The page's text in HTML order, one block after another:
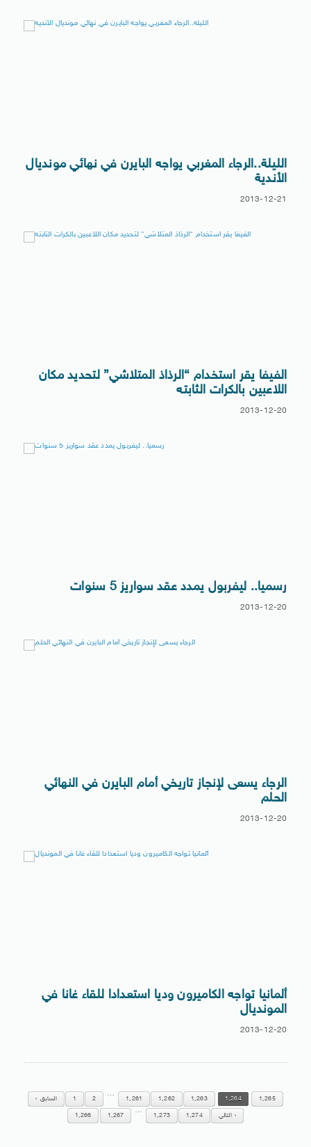
الليلة..الرجاء المغربي يواجه البايرن في نهائي مونديال
الأندية
2013-12-21
الفيفا يقر استخدام “الرذاذ المتلاشي” لتحديد مكان
اللاعبين بالكرات الثابته
2013-12-20
رسميا.. ليفربول يمدد عقد سواريز 5 سنوات
2013-12-20
الرجاء يسعى لإنجاز تاريخي أمام البايرن في النهائي
الحلم
2013-12-20
ألمانيا تواجه الكاميرون وديا استعدادا للقاء غانا في
المونديال
2013-12-20
السابق 1 2
…
1,261 1,262 1,263 1,264 1,265
1,266 1,267
…
1,273 1,274 التالي